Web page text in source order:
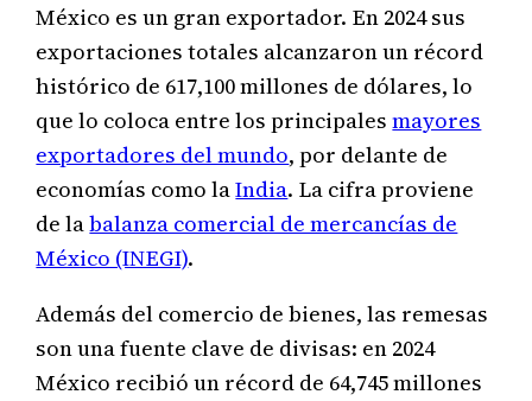
México es un gran exportador. En 2024 sus
exportaciones totales alcanzaron un récord
histórico de 617,100 millones de dólares, lo
que lo coloca entre los principalesmayores
exportadores del mundo, por delante de
economías como laIndia. La cifra proviene
de labalanza comercial de mercancías de
México (INEGI).
Además del comercio de bienes, las remesas
son una fuente clave de divisas: en 2024
México recibió un récord de 64,745 millones